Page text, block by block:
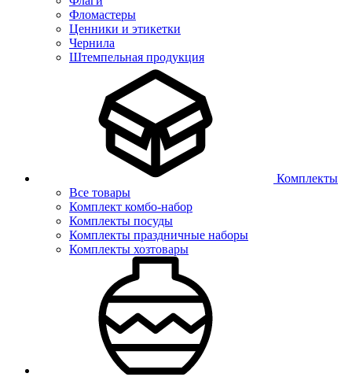
Фломастеры
Ценники и этикетки
Чернила
Штемпельная продукция
Комплекты
Все товары
Комплект комбо-набор
Комплекты посуды
Комплекты праздничные наборы
Комплекты хозтовары